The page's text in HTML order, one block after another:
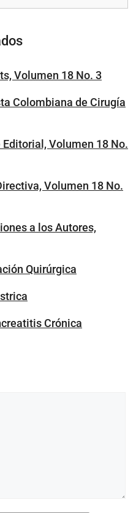
Volumen 18 No. 3
Colombiana de Cirugía
Volumen 18 No.
Volumen 18 No.
a los Autores,
Quirúrgica
Crónica